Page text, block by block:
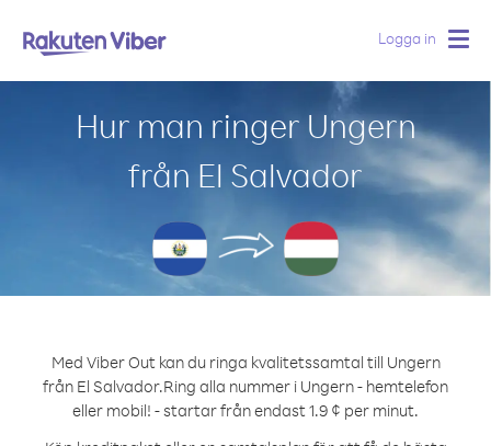
Logga in
Hur man ringer Ungern
från El Salvador
Med Viber Out kan du ringa kvalitetssamtal till Ungern
från El Salvador.Ring alla nummer i Ungern - hemtelefon
eller mobil! - startar från endast 1.9 ¢ per minut.